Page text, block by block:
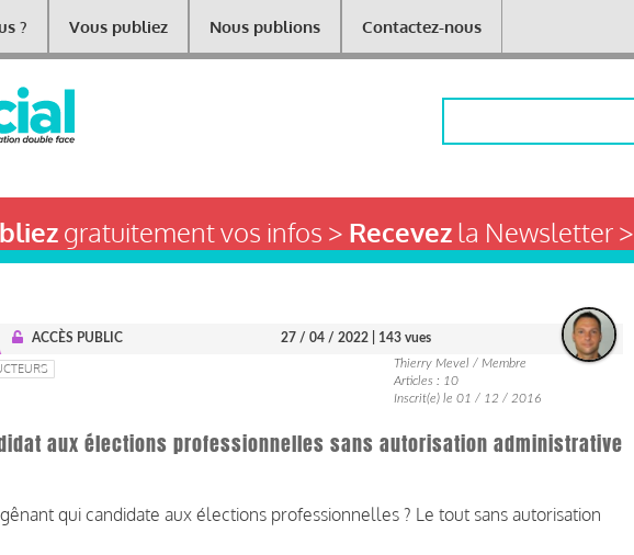
? Vous publiez Nous publions Contactez-nous
gratuitement vos infos > Recevezla Newsletter >
ACCÈS PUBLIC 27 / 04 / 2022 | 143 vues
Thierry Mevel / Membre
Articles : 10
Inscrit(e) le 01 / 12 / 2016
aux élections professionnelles sans autorisation administrative
qui candidate aux élections professionnelles ? Le tout sans autorisation